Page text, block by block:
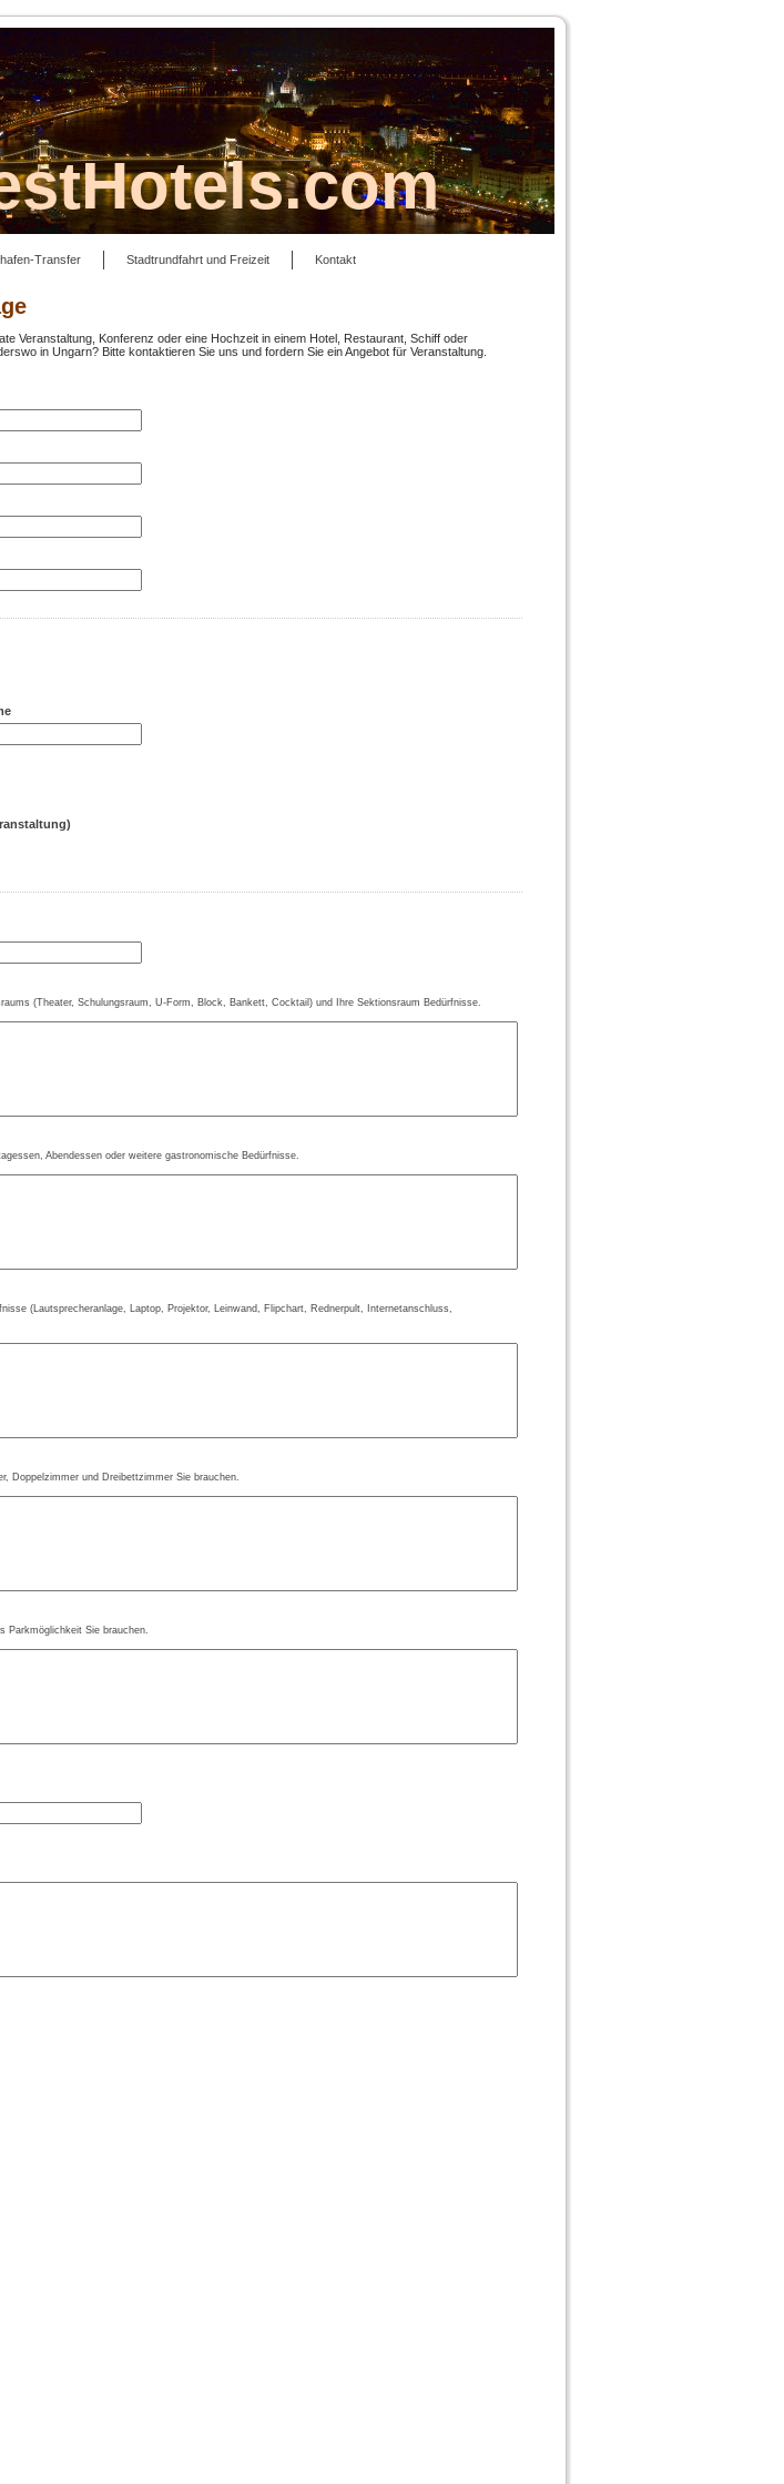
Transfer Stadtrundfahrt und Freizeit Kontakt
Veranstaltung, Konferenz oder eine Hochzeit in einem Hotel, Restaurant, Schiff oder
in Ungarn? Bitte kontaktieren Sie uns und fordern Sie ein Angebot für Veranstaltung.
(Theater, Schulungsraum, U-Form, Block, Bankett, Cocktail) und Ihre Sektionsraum Bedürfnisse.
Abendessen oder weitere gastronomische Bedürfnisse.
(Lautsprecheranlage, Laptop, Projektor, Leinwand, Flipchart, Rednerpult, Internetanschluss,
Doppelzimmer und Dreibettzimmer Sie brauchen.
Parkmöglichkeit Sie brauchen.